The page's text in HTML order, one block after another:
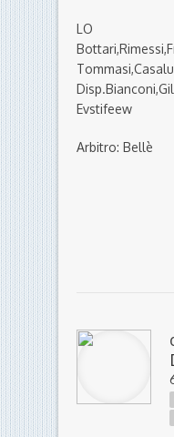
LO
Evstifeew
Arbitro: Bellè